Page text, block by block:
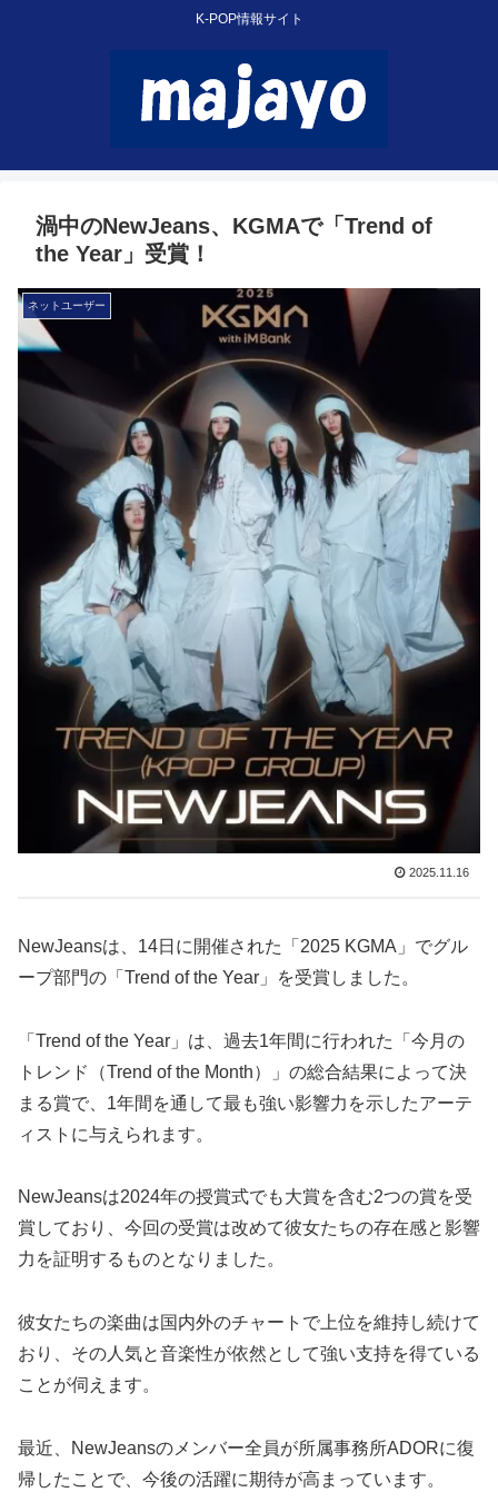
K-POP情報サイト
渦中のNewJeans、KGMAで「Trend of
the Year」受賞！
ネットユーザー
2025.11.16
NewJeansは、14日に開催された「2025 KGMA」でグル
ープ部門の「Trend of the Year」を受賞しました。
「Trend of the Year」は、過去1年間に行われた「今月の
トレンド（Trend of the Month）」の総合結果によって決
まる賞で、1年間を通して最も強い影響力を示したアーテ
ィストに与えられます。
NewJeansは2024年の授賞式でも大賞を含む2つの賞を受
賞しており、今回の受賞は改めて彼女たちの存在感と影響
力を証明するものとなりました。
彼女たちの楽曲は国内外のチャートで上位を維持し続けて
おり、その人気と音楽性が依然として強い支持を得ている
ことが伺えます。
最近、NewJeansのメンバー全員が所属事務所ADORに復
帰したことで、今後の活躍に期待が高まっています。